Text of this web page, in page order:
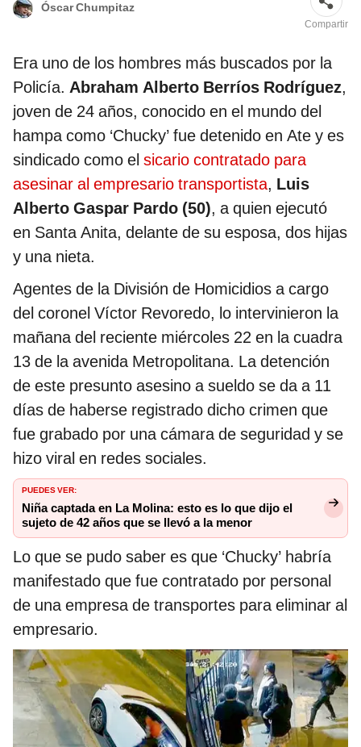
Óscar Chumpitaz
Compartir
Era uno de los hombres más buscados por la
Policía. Abraham Alberto Berríos Rodríguez,
joven de 24 años, conocido en el mundo del
hampa como ‘Chucky’ fue detenido en Ate y es
sindicado como el sicario contratado para
asesinar al empresario transportista, Luis
Alberto Gaspar Pardo (50), a quien ejecutó
en Santa Anita, delante de su esposa, dos hijas
y una nieta.
Agentes de la División de Homicidios a cargo
del coronel Víctor Revoredo, lo intervinieron la
mañana del reciente miércoles 22 en la cuadra
13 de la avenida Metropolitana. La detención
de este presunto asesino a sueldo se da a 11
días de haberse registrado dicho crimen que
fue grabado por una cámara de seguridad y se
hizo viral en redes sociales.
PUEDES VER:
Niña captada en La Molina: esto es lo que dijo el
sujeto de 42 años que se llevó a la menor
Lo que se pudo saber es que ‘Chucky’ habría
manifestado que fue contratado por personal
de una empresa de transportes para eliminar al
empresario.